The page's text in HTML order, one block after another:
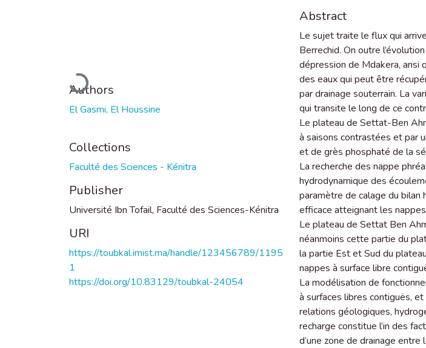
Loading...
Authors
El Gasmi, El Houssine
Collections
Faculté des Sciences - Kénitra
Publisher
Université Ibn Tofail, Faculté des Sciences-Kénitra
URI
https://toubkal.imist.ma/handle/123456789/1195
1
https://doi.org/10.83129/toubkal-24054
Abstract
Le sujet traite le flux qui
Berrechid. On outre
dépression de Mdakera, ansi
des eaux qui peut être
par drainage souterrain. La
qui transite le long de ce
Le plateau de Settat-Ben
à saisons contrastées et par
et de grès phosphaté de la
La recherche des nappe
hydrodynamique des
paramètre de calage du bilan
efficace atteignant les
Le plateau de Settat Ben
néanmoins cette partie du
la partie Est et Sud du
nappes à surface libre
La modélisation de
à surfaces libres contiguës,
relations géologiques,
recharge constitue l’in des
d’une zone de drainage